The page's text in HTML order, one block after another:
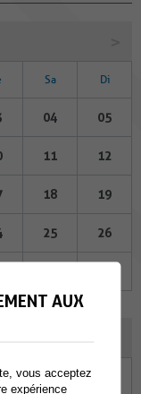
Sa Di
04 05
11 12
18 19
25 26
Sa
AUX
vous acceptez
expérience